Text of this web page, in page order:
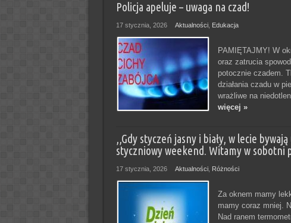
Policja apeluje – uwaga na czad!
17 stycznia, 2026 Aktualności, Edukacja
PAMIĘTAJMY! W
oraz zatrucia
potocznie czadem.
działania czadu w
wrażliwe na
więcej »
,,Gdy styczeń jasny i biały, w lecie
styczniowy weekend. Witamy w sobotni
17 stycznia, 2026 Aktualności, Różności
Za oknem mamy
mamy coraz mniej.
Nad ranem